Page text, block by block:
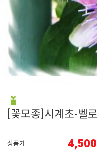
그라스
10
[꽃모종]시계초-벨
상품가 4,500